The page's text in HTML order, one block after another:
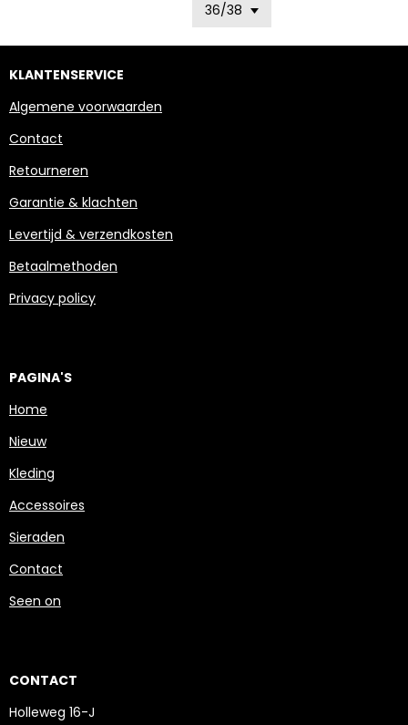
KLANTENSERVICE
Algemene voorwaarden
Contact
Retourneren
Garantie & klachten
Levertijd & verzendkosten
Betaalmethoden
Privacy policy
PAGINA'S
Home
Nieuw
Kleding
Accessoires
Sieraden
Contact
Seen on
CONTACT
Holleweg 16-J